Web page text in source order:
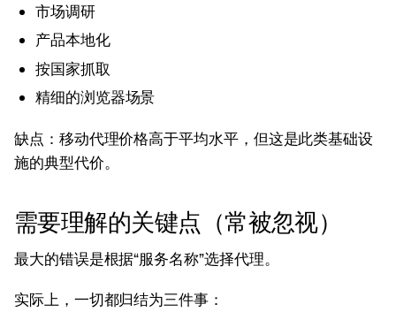
市场调研
产品本地化
按国家抓取
精细的浏览器场景
缺点：移动代理价格高于平均水平，但这是此类基础设
施的典型代价。
需要理解的关键点（常被忽视）
最大的错误是根据“服务名称”选择代理。
实际上，一切都归结为三件事：